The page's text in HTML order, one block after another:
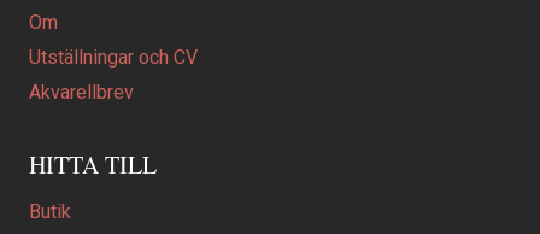
Om
Utställningar och CV
Akvarellbrev
HITTA TILL
Butik